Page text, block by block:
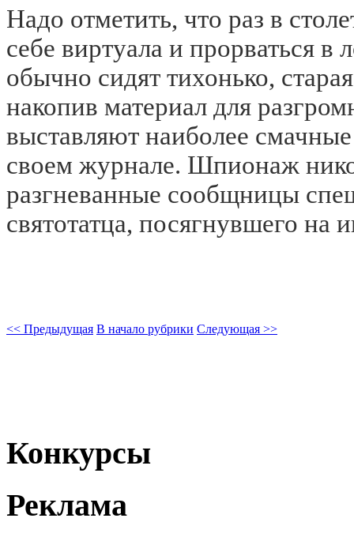
Надо отметить, что раз в
себе виртуала и прорваться в
обычно сидят тихонько,
накопив материал для
выставляют наиболее
своем журнале. Шпионаж
разгневанные сообщницы
святотатца, посягнувшего
<< Предыдущая В начало рубрики Следующая >>
Конкурсы
Реклама